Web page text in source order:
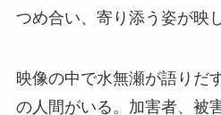
つめ合い、寄り添う姿が映
映像の中で水無瀬が語りだ
の人間がいる。加害者、被